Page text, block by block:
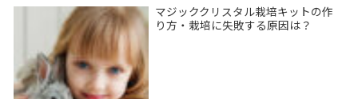
マジッククリスタル栽培キットの作
り方・栽培に失敗する原因は？